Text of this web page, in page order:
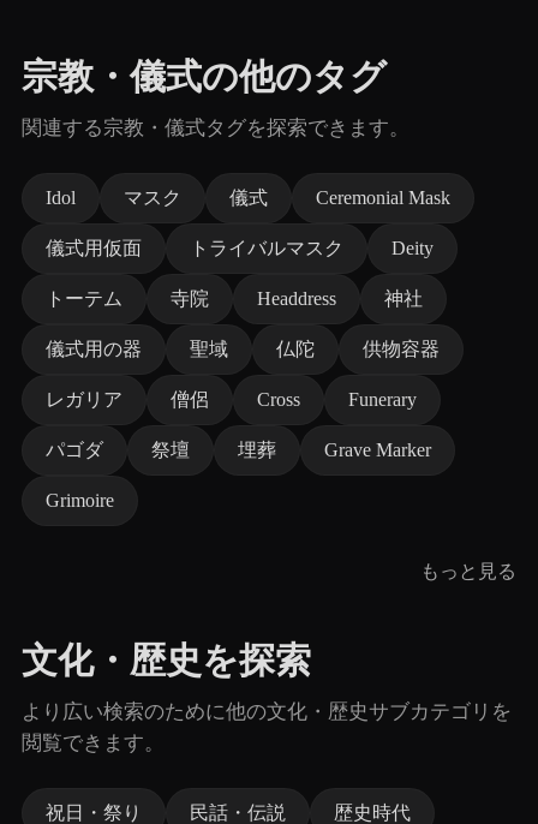
宗教・儀式の他のタグ
関連する宗教・儀式タグを探索できます。
Idol マスク 儀式 Ceremonial Mask
儀式用仮面 トライバルマスク Deity
トーテム 寺院 Headdress 神社
儀式用の器 聖域 仏陀 供物容器
レガリア 僧侶 Cross Funerary
パゴダ 祭壇 埋葬 Grave Marker
Grimoire
もっと見る
文化・歴史を探索
より広い検索のために他の文化・歴史サブカテゴリを
閲覧できます。
祝日・祭り 民話・伝説 歴史時代